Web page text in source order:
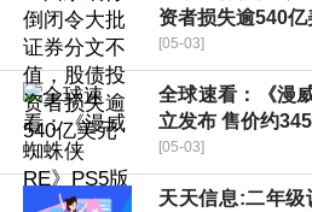
资者损失逾540亿
[05-03]
全球速看：《漫
立发布 售价约
[05-03]
天天信息:二年